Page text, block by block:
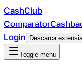
CashClub
Comparator
Login
Descarca extensia
Toggle menu